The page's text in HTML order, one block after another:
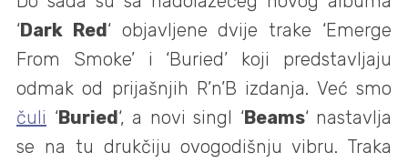
‘Dark Red‘ objavljene dvije trake ‘Emerge
From Smoke’ i ‘Buried’ koji predstavljaju
odmak od prijašnjih R’n’B izdanja. Već smo
čuli ‘Buried‘, a novi singl ‘Beams‘ nastavlja
se na tu drukčiju ovogodišnju vibru. Traka